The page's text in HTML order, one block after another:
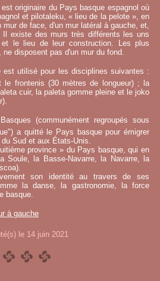
originaire du Pays basque espagnol où
et pilotaleku, « lieu de la pelote », en
de face, d'un mur latéral à gauche, et,
Il existe des murs très différents les uns
le lieu de leur construction. Les plus
disposent pas d'un mur du fond.
est utilisé pour les disciplines suivantes :
le frontenis (30 mètres de longueur) ; la
cuir, la paleta gomme pleine et le joko
(communément regroupés sous
a quitté le Pays basque pour émigrer
Sud et aux États-Unis.
province » du Pays basque, qui en
Soule, la Basse-Navarre, la Navarre, la
son identité au travers de ses
la danse, la gastronomie, la force
basque.
à gauche
le 14 juin 2021